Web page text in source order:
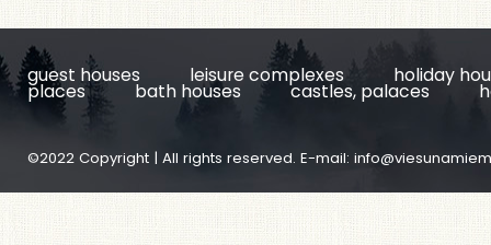
guest houses leisure complexes holiday
places bath houses castles, palaces
©2022 Copyright | All rights reserved. E-mail: